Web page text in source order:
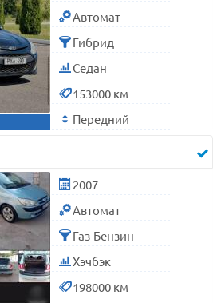
Автомат
Гибрид
Седан
153000 км
Передний
2007
Автомат
Газ-Бензин
Хэчбэк
198000 км